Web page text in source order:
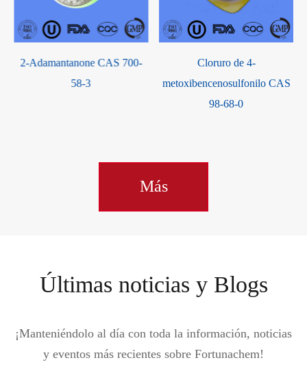
CAS 700-
Cloruro de 4-
metoxibencenosulfonilo CAS
98-68-0
Más
Últimas noticias y Blogs
¡Manteniéndolo al día con toda la información, noticias
y eventos más recientes sobre Fortunachem!